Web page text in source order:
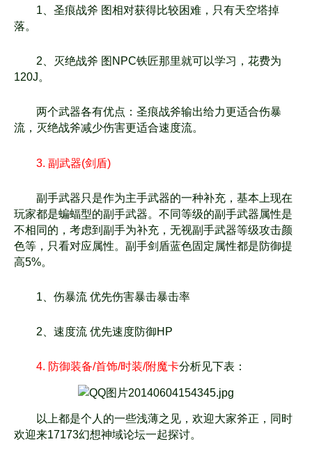
1、圣痕战斧 图相对获得比较困难，只有天空塔掉
落。
2、灭绝战斧 图NPC铁匠那里就可以学习，花费为
120J。
两个武器各有优点：圣痕战斧输出给力更适合伤暴
流，灭绝战斧减少伤害更适合速度流。
3. 副武器(剑盾)
副手武器只是作为主手武器的一种补充，基本上现在
玩家都是蝙蝠型的副手武器。不同等级的副手武器属性是
不相同的，考虑到副手为补充，无视副手武器等级攻击颜
色等，只看对应属性。副手剑 盾蓝色固定属性都是防御提
高5%。
1、伤暴流 优先伤害暴击暴击率
2、速度流 优先速度防御HP
4. 防御装备/首饰/时装/附魔卡分析见下表：
以上都是个人的一些浅薄之见，欢迎大家斧正，同时
欢迎来17173幻想神域论坛一起探讨。